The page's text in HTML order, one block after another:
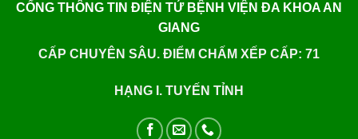
CỔNG THÔNG TIN ĐIỆN TỬ BỆNH VIỆN ĐA KHOA AN
GIANG
CẤP CHUYÊN SÂU. ĐIỂM CHẤM XẾP CẤP: 71
HẠNG I. TUYẾN TỈNH